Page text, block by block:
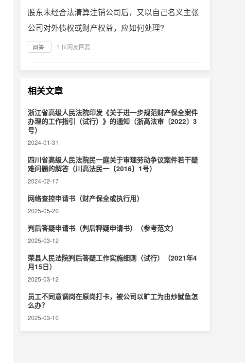
股东未经合法清算注销公司后，又以自己名义主张
公司对外债权或财产权益，应如何处理?
问答 1 位网友回复
相关文章
浙江省高级人民法院印发《关于进一步规范财产保全案件
办理的工作指引（试行）》的通知（浙高法审〔2022〕3
号）
2024-01-31
四川省高级人民法院民一庭关于审理劳动争议案件若干疑
难问题的解答（川高法民一〔2016〕1号）
2024-02-17
网络查控申请书（财产保全或执行用）
2025-05-20
判后答疑申请书（判后释疑申请书）（参考范文）
2025-03-12
荣县人民法院判后答疑工作实施细则（试行）（2021年4
月15日）
2025-03-12
员工不同意调岗在原岗打卡，被公司以旷工为由炒鱿鱼怎
么办？
2025-03-10